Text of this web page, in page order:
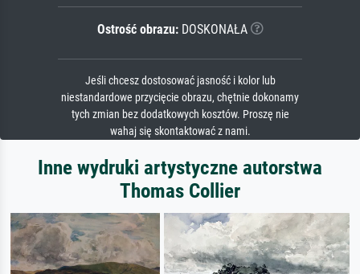
Ostrość obrazu:DOSKONAŁA
Jeśli chcesz dostosować jasność i kolor lub
niestandardowe przycięcie obrazu, chętnie dokonamy
tych zmian bez dodatkowych kosztów. Proszę nie
wahaj się skontaktować z nami.
Inne wydruki artystyczne autorstwa
Thomas Collier